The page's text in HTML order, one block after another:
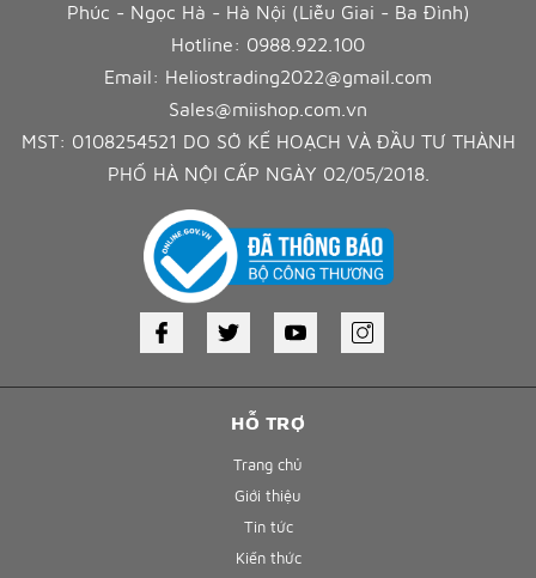
HỖ TRỢ
Trang chủ
Giới thiệu
Tin tức
Kiến thức
Phúc - Ngọc Hà - Hà Nội (Liễu Giai - Ba Đình)
Hotline: 0988.922.100
Email: Heliostrading2022@gmail.com
Sales@miishop.com.vn
MST: 0108254521 DO SỞ KẾ HOẠCH VÀ ĐẦU TƯ THÀNH
PHỐ HÀ NỘI CẤP NGÀY 02/05/2018.